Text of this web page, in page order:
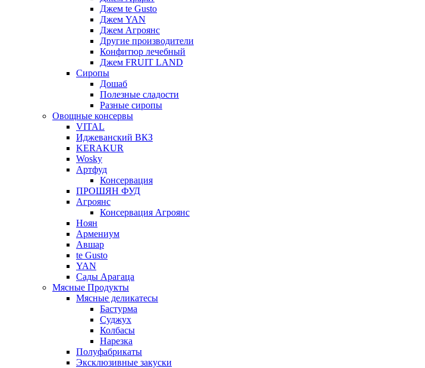
Джем te Gusto
Джем YAN
Джем Агроянс
Другие производители
Конфитюр лечебный
Джем FRUIT LAND
Сиропы
Дошаб
Полезные сладости
Разные сиропы
Овощные консервы
VITAL
Иджеванский ВКЗ
KERAKUR
Wosky
Артфуд
Консервация
ПРОШЯН ФУД
Агроянс
Консервация Агроянс
Ноян
Армениум
Авшар
te Gusto
YAN
Сады Арагаца
Мясные Продукты
Мясные деликатесы
Бастурма
Суджух
Колбасы
Нарезка
Полуфабрикаты
Эксклюзивные закуски